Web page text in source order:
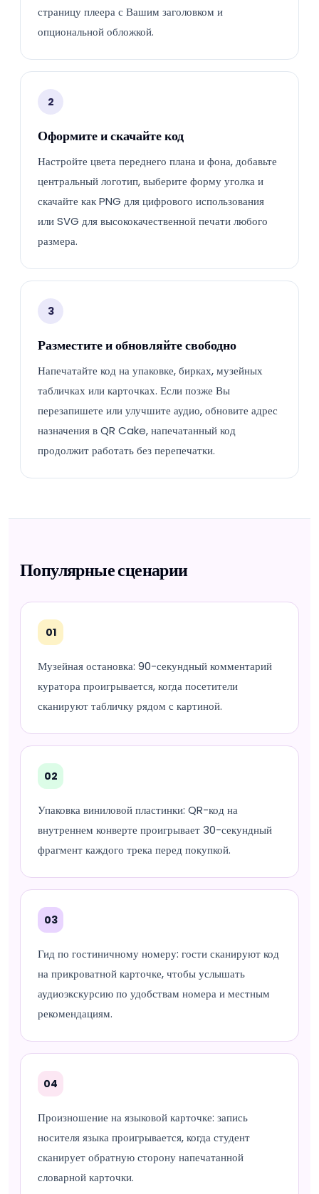
страницу плеера с Вашим заголовком и
опциональной обложкой.
2
Оформите и скачайте код
Настройте цвета переднего плана и фона, добавьте
центральный логотип, выберите форму уголка и
скачайте как PNG для цифрового использования
или SVG для высококачественной печати любого
размера.
3
Разместите и обновляйте свободно
Напечатайте код на упаковке, бирках, музейных
табличках или карточках. Если позже Вы
перезапишете или улучшите аудио, обновите адрес
назначения в QR Cake, напечатанный код
продолжит работать без перепечатки.
Популярные сценарии
01
Музейная остановка: 90-секундный комментарий
куратора проигрывается, когда посетители
сканируют табличку рядом с картиной.
02
Упаковка виниловой пластинки: QR-код на
внутреннем конверте проигрывает 30-секундный
фрагмент каждого трека перед покупкой.
03
Гид по гостиничному номеру: гости сканируют код
на прикроватной карточке, чтобы услышать
аудиоэкскурсию по удобствам номера и местным
рекомендациям.
04
Произношение на языковой карточке: запись
носителя языка проигрывается, когда студент
сканирует обратную сторону напечатанной
словарной карточки.